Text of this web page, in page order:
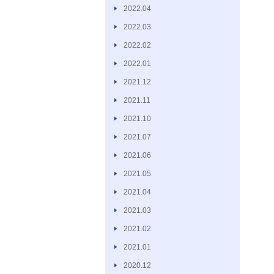
2022.04
2022.03
2022.02
2022.01
2021.12
2021.11
2021.10
2021.07
2021.06
2021.05
2021.04
2021.03
2021.02
2021.01
2020.12